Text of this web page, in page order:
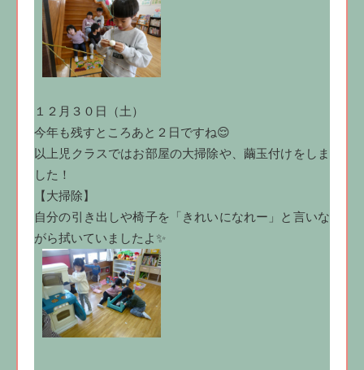
１２月３０日（土）
今年も残すところあと２日ですね😌
以上児クラスではお部屋の大掃除や、繭玉付けをしま
した！
【大掃除】
自分の引き出しや椅子を「きれいになれー」と言いな
がら拭いていましたよ✨